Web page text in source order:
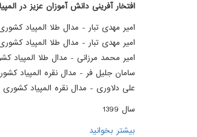
افتخار آفرینی دانش آموزان عزیز در المپیاد
امیر مهدی تبار - مدال طلا المپیاد
امیر مهدی تبار - مدال طلا المپیاد
امیر محمد مرزانی - مدال طلا المپیاد
سامان جلیل فر - مدال نقره المپیاد
علی دلاوری - مدال نقره المپیاد کشوری
سال 1399
بیشتر بخوانید